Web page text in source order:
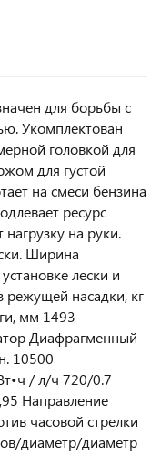
для борьбы с
Укомплектован
головкой для
для густой
на смеси бензина
ресурс
на руки.
Ширина
лески и
режущей насадки, кг
мм 1493
Диафрагменный
10500
/ л/ч 720/0.7
Направление
часовой стрелки
диаметр/диаметр